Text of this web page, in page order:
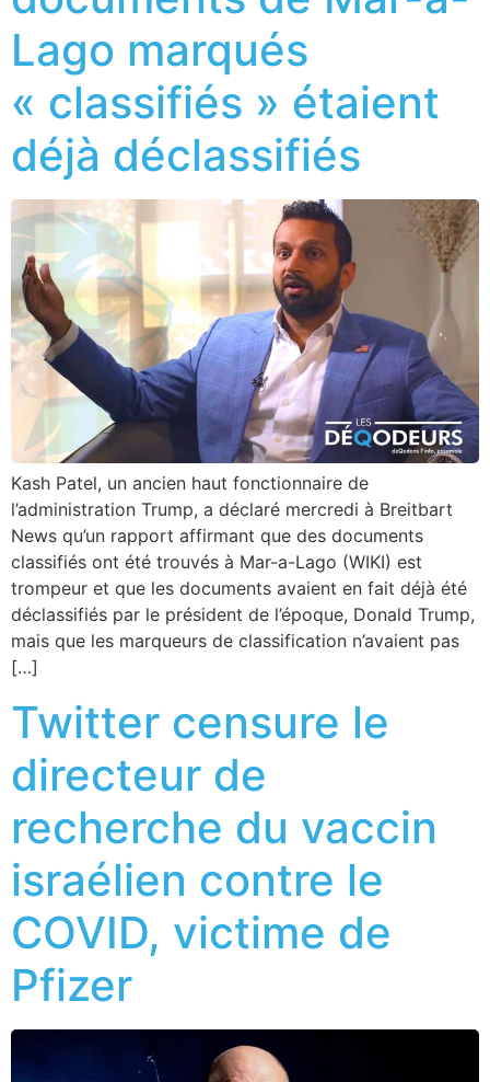
Lago marqués
« classifiés » étaient
déjà déclassifiés
Kash Patel, un ancien haut fonctionnaire de
l’administration Trump, a déclaré mercredi à Breitbart
News qu’un rapport affirmant que des documents
classifiés ont été trouvés à Mar-a-Lago (WIKI) est
trompeur et que les documents avaient en fait déjà été
déclassifiés par le président de l’époque, Donald Trump,
mais que les marqueurs de classification n’avaient pas
[…]
Twitter censure le
directeur de
recherche du vaccin
israélien contre le
COVID, victime de
Pfizer